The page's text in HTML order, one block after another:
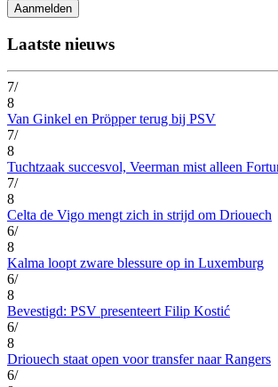
Laatste nieuws
7/
8
Van Ginkel en Pröpper terug bij PSV
7/
8
Tuchtzaak succesvol, Veerman mist alleen
7/
8
Celta de Vigo mengt zich in strijd om Driouech
6/
8
Kalma loopt zware blessure op in Luxemburg
6/
8
Bevestigd: PSV presenteert Filip Kostić
6/
8
Driouech staat open voor transfer naar Rangers
6/